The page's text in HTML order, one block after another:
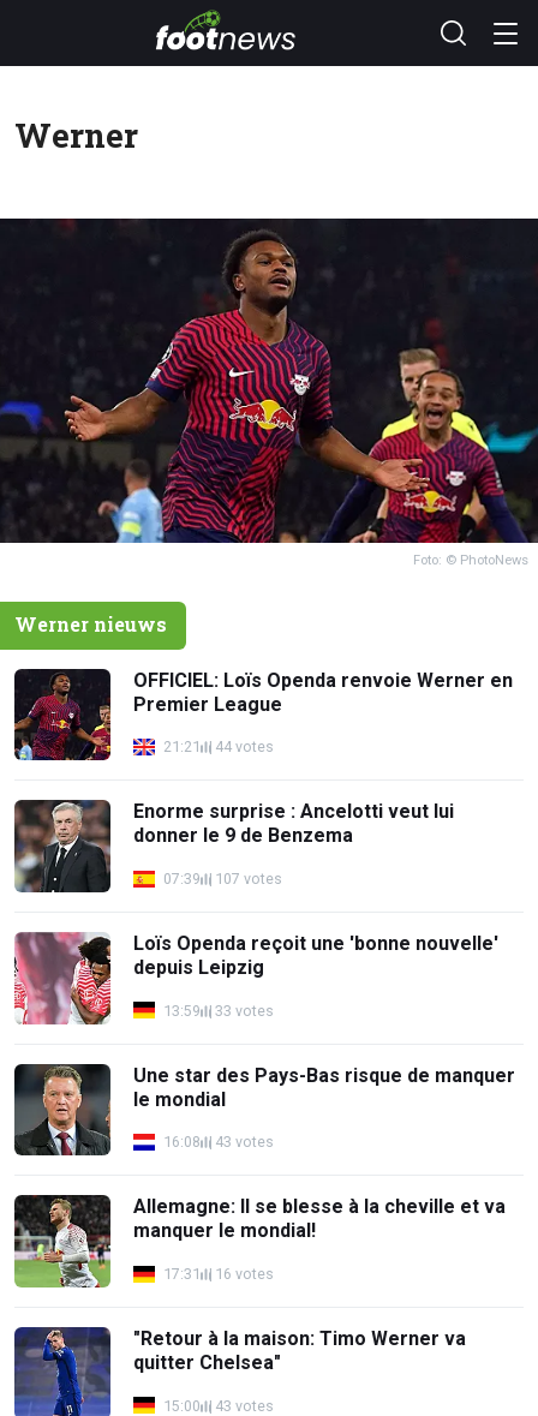
Werner
Foto: © PhotoNews
Werner nieuws
OFFICIEL: Loïs Openda renvoie Werner en
Premier League
21:21 44 votes
Enorme surprise : Ancelotti veut lui
donner le 9 de Benzema
07:39 107 votes
Loïs Openda reçoit une 'bonne nouvelle'
depuis Leipzig
13:59 33 votes
Une star des Pays-Bas risque de manquer
le mondial
16:08 43 votes
Allemagne: Il se blesse à la cheville et va
manquer le mondial!
17:31 16 votes
"Retour à la maison: Timo Werner va
quitter Chelsea"
15:00 43 votes